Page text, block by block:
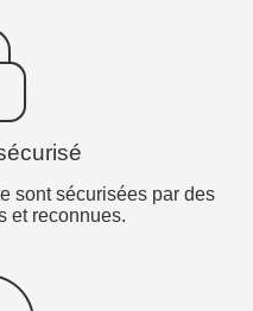
sont sécurisées par des
et reconnues.